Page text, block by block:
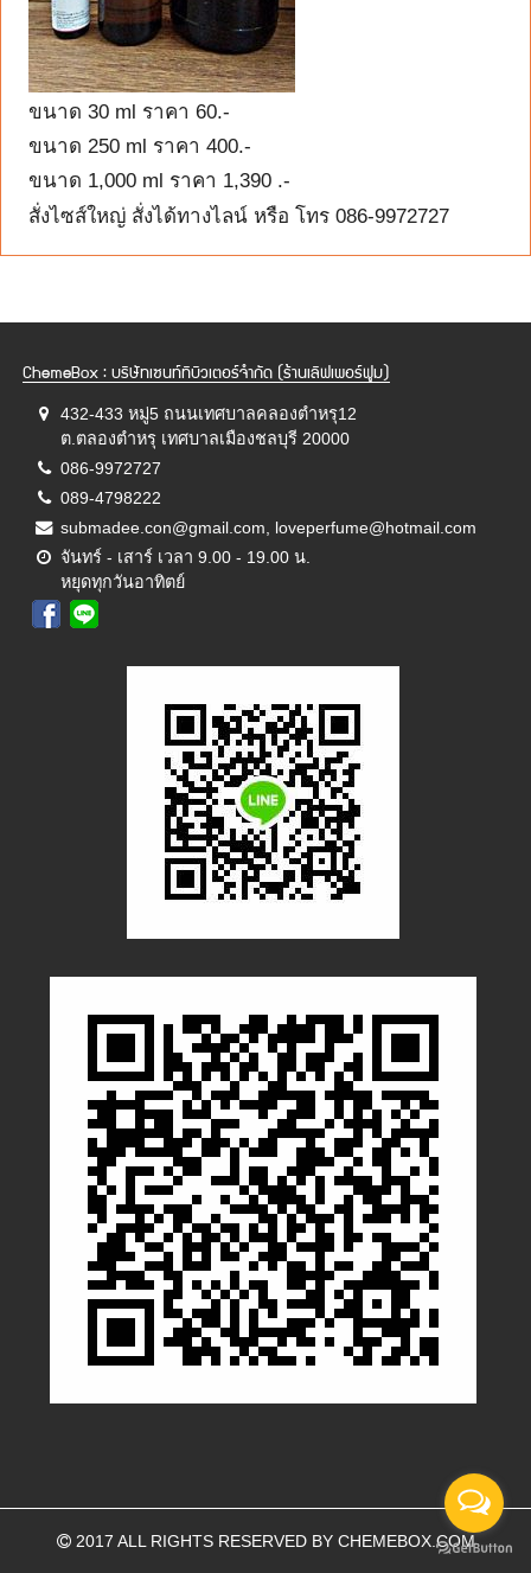
ขนาด 30 ml ราคา 60.-
ขนาด 250 ml ราคา 400.-
ขนาด 1,000 ml ราคา 1,390 .-
สั่งไซส์ใหญ่ สั่งได้ทางไลน์ หรือ โทร 086-9972727
ChemeBox : บริษัทเซนท์ทิบิวเตอร์จำกัด (ร้านเลิฟเพอร์ฟูม)
432-433 หมู่5 ถนนเทศบาลคลองตำหรุ12
ต.ตลองตำหรุ เทศบาลเมืองชลบุรี 20000
086-9972727
089-4798222
submadee.con@gmail.com, loveperfume@hotmail.com
จันทร์ - เสาร์ เวลา 9.00 - 19.00 น.
หยุดทุกวันอาทิตย์
2017 ALL RIGHTS RESERVED BY CHEMEBOX.COM